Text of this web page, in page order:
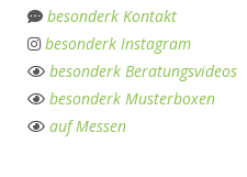
besonderk Kontakt
besonderk Instagram
besonderk Beratungsvideos
besonderk Musterboxen
auf Messen